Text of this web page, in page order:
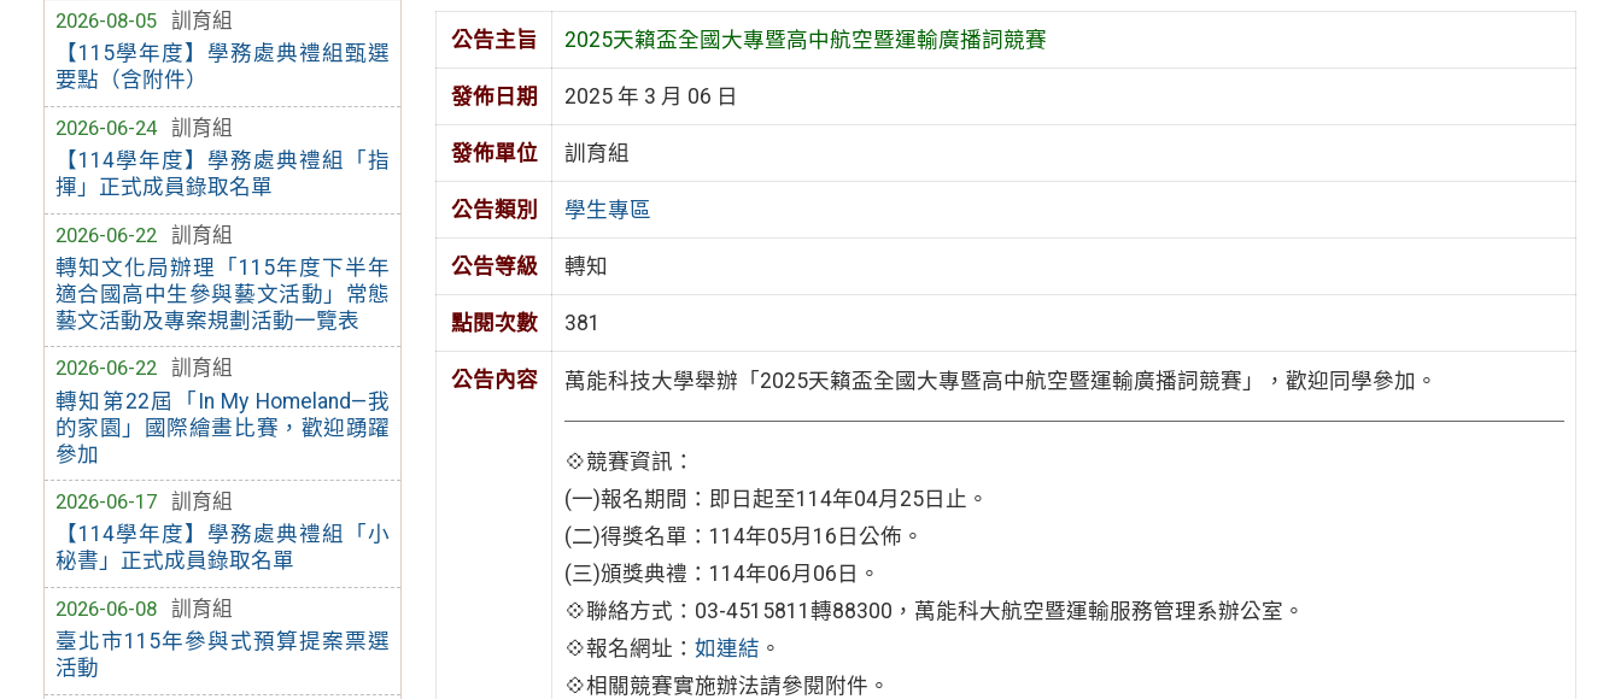
2026-08-05
訓育組
【115學年度】學務處典禮組甄選
要點（含附件）
2026-06-24
訓育組
【114學年度】學務處典禮組「指
揮」正式成員錄取名單
2026-06-22
訓育組
轉知文化局辦理「115年度下半年
適合國高中生參與藝文活動」常態
藝文活動及專案規劃活動一覽表
2026-06-22
訓育組
轉知第22屆「In My Homeland—我
的家園」國際繪畫比賽，歡迎踴躍
參加
2026-06-17
訓育組
【114學年度】學務處典禮組「小
秘書」正式成員錄取名單
2026-06-08
訓育組
臺北市115年參與式預算提案票選
活動
公告主旨 2025天籟盃全國大專暨高中航空暨運輸廣播詞競賽
發佈日期 2025 年 3 月 06 日
發佈單位 訓育組
公告類別 學生專區
公告等級 轉知
點閱次數 381
公告內容 萬能科技大學舉辦「2025天籟盃全國大專暨高中航空暨運輸廣播詞競賽」，歡迎同學參加。
💠競賽資訊：
(一)報名期間：即日起至114年04月25日止。
(二)得獎名單：114年05月16日公佈。
(三)頒獎典禮：114年06月06日。
💠聯絡方式：03-4515811轉88300，萬能科大航空暨運輸服務管理系辦公室。
💠報名網址： 如連結 。
💠相關競賽實施辦法請參閱附件。